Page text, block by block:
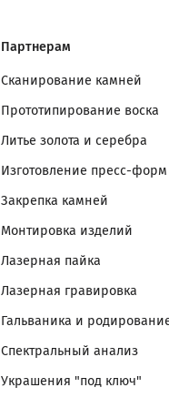
Партнерам
Сканирование камней
Прототипирование воска
Литье золота и серебра
Изготовление пресс-форм
Закрепка камней
Монтировка изделий
Лазерная пайка
Лазерная гравировка
Гальваника и
Спектральный анализ
Украшения "под ключ"